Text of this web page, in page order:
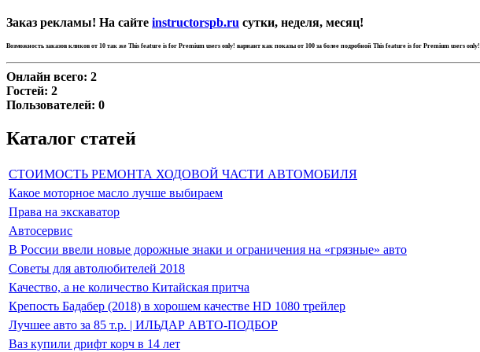
Заказ рекламы! На сайте instructorspb.ru сутки, неделя, месяц!
Возможность заказов кликов от 10 так же This feature is for Premium users only! вариант как показы от 100 за более подробной This feature is for Premium users only!
Онлайн всего: 2
Гостей: 2
Пользователей: 0
Каталог статей
СТОИМОСТЬ РЕМОНТА ХОДОВОЙ ЧАСТИ АВТОМОБИЛЯ
Какое моторное масло лучше выбираем
Права на экскаватор
Автосервис
В России ввели новые дорожные знаки и ограничения на «грязные» авто
Советы для автолюбителей 2018
Качество, а не количество Китайская притча
Крепость Бадабер (2018) в хорошем качестве HD 1080 трейлер
Лучшее авто за 85 т.р. | ИЛЬДАР АВТО-ПОДБОР
Ваз купили дрифт корч в 14 лет